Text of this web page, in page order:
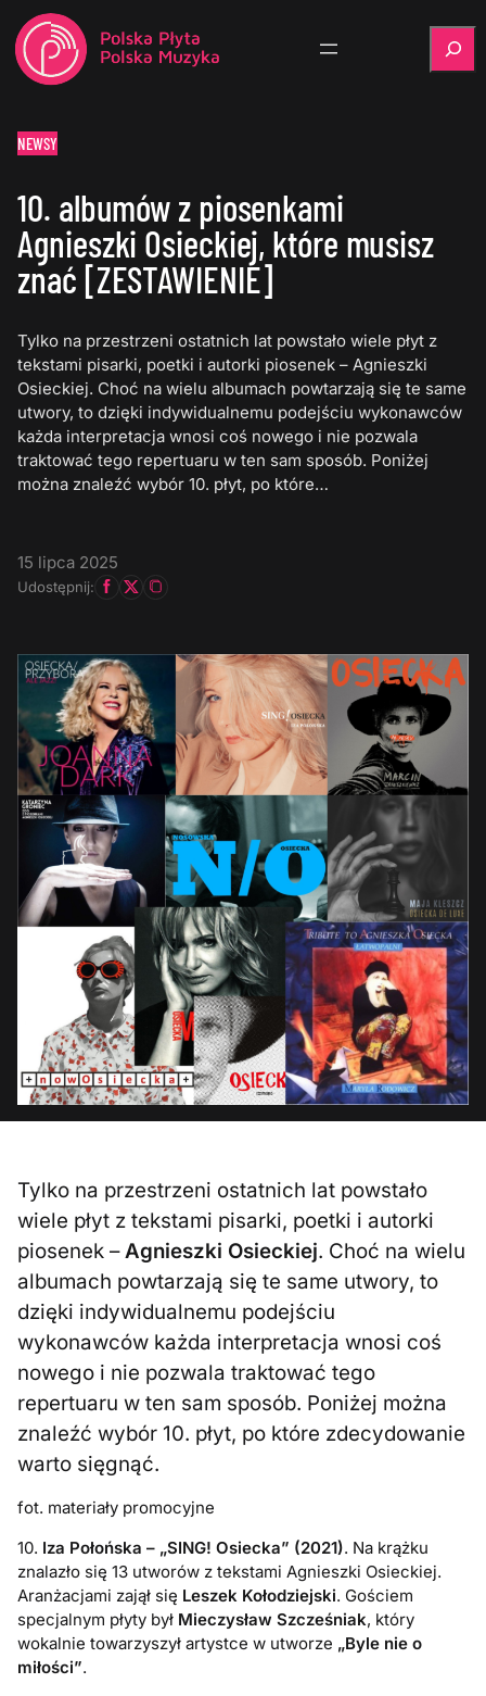
NEWSY
10. albumów z piosenkami
Agnieszki Osieckiej, które musisz
znać [ZESTAWIENIE]
Tylko na przestrzeni ostatnich lat powstało wiele płyt z
tekstami pisarki, poetki i autorki piosenek – Agnieszki
Osieckiej. Choć na wielu albumach powtarzają się te same
utwory, to dzięki indywidualnemu podejściu wykonawców
każda interpretacja wnosi coś nowego i nie pozwala
traktować tego repertuaru w ten sam sposób. Poniżej
można znaleźć wybór 10. płyt, po które…
15 lipca 2025
Udostępnij:
Tylko na przestrzeni ostatnich lat powstało
wiele płyt z tekstami pisarki, poetki i autorki
piosenek –Agnieszki Osieckiej. Choć na wielu
albumach powtarzają się te same utwory, to
dzięki indywidualnemu podejściu
wykonawców każda interpretacja wnosi coś
nowego i nie pozwala traktować tego
repertuaru w ten sam sposób. Poniżej można
znaleźć wybór 10. płyt, po które zdecydowanie
warto sięgnąć.
fot. materiały promocyjne
10. Iza Połońska – „SING! Osiecka” (2021). Na krążku
znalazło się 13 utworów z tekstami Agnieszki Osieckiej.
Aranżacjami zajął się Leszek Kołodziejski. Gościem
specjalnym płyty był Mieczysław Szcześniak, który
wokalnie towarzyszył artystce w utworze „Byle nie o
miłości”.